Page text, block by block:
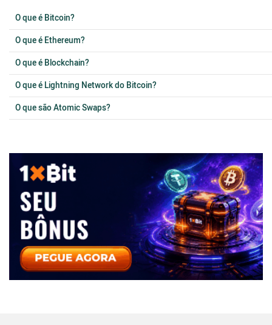
O que é Bitcoin?
O que é Ethereum?
O que é Blockchain?
O que é Lightning Network do Bitcoin?
O que são Atomic Swaps?